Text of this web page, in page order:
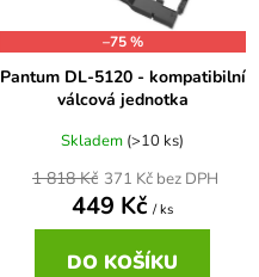
–75 %
Pantum DL-5120 - kompatibilní
válcová jednotka
Skladem (>10 ks)
371 Kč bez DPH
449 Kč / ks
1 818 Kč
DO KOŠÍKU